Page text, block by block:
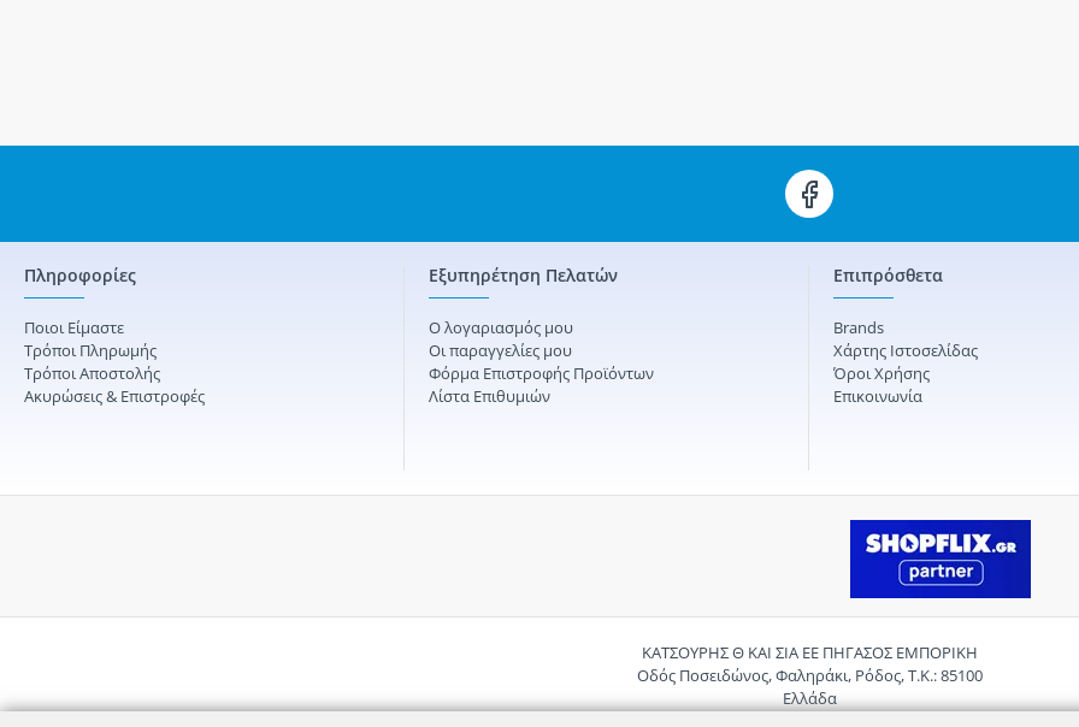
Πληροφορίες
Ποιοι Είμαστε
Τρόποι Πληρωμής
Τρόποι Αποστολής
Ακυρώσεις & Επιστροφές
Εξυπηρέτηση Πελατών
Ο λογαριασμός μου
Οι παραγγελίες μου
Φόρμα Επιστροφής Προϊόντων
Λίστα Επιθυμιών
Επιπρόσθετα
Brands
Χάρτης Ιστοσελίδας
Όροι Χρήσης
Επικοινωνία
ΚΑΤΣΟΥΡΗΣ Θ ΚΑΙ ΣΙΑ ΕΕ ΠΗΓΑΣΟΣ ΕΜΠΟΡΙΚΗ
Οδός Ποσειδώνος, Φαληράκι, Ρόδος, Τ.Κ.: 85100
Ελλάδα